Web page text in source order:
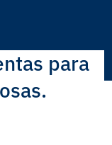
para